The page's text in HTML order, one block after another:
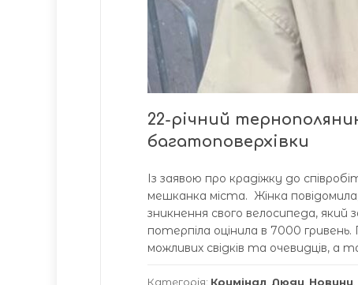
22-річний
багатоповерхівки
Із заявою про крадіжку до
мешканка міста. Жінка
зникнення свого велосипеда, який
потерпіла оцінила в 7000
можливих свідків та очевидців, а
Категорія: Кримінал Люди Новини